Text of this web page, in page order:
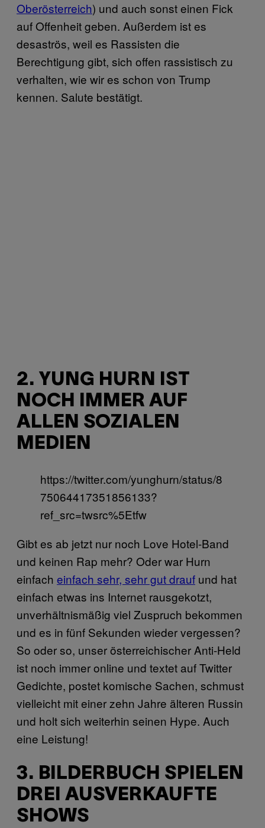
Oberösterreich) und auch sonst einen Fick
auf Offenheit geben. Außerdem ist es
desaströs, weil es Rassisten die
Berechtigung gibt, sich offen rassistisch zu
verhalten, wie wir es schon von Trump
kennen. Salute bestätigt.
2. YUNG HURN IST
NOCH IMMER AUF
ALLEN SOZIALEN
MEDIEN
https://twitter.com/yunghurn/status/8
75064417351856133?
ref_src=twsrc%5Etfw
Gibt es ab jetzt nur noch Love Hotel-Band
und keinen Rap mehr? Oder war Hurn
einfach einfach sehr, sehr gut drauf und hat
einfach etwas ins Internet rausgekotzt,
unverhältnismäßig viel Zuspruch bekommen
und es in fünf Sekunden wieder vergessen?
So oder so, unser österreichischer Anti-Held
ist noch immer online und textet auf Twitter
Gedichte, postet komische Sachen, schmust
vielleicht mit einer zehn Jahre älteren Russin
und holt sich weiterhin seinen Hype. Auch
eine Leistung!
3. BILDERBUCH SPIELEN
DREI AUSVERKAUFTE
SHOWS